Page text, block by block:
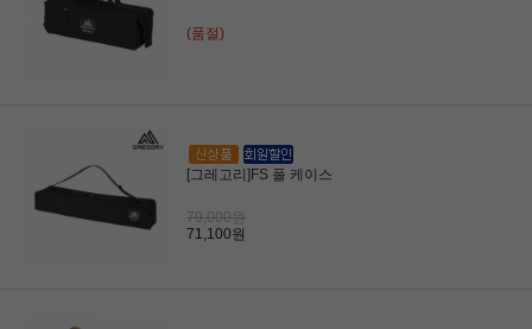
(품절)
[그레고리]FS 폴 케이스
79,000원
71,100원